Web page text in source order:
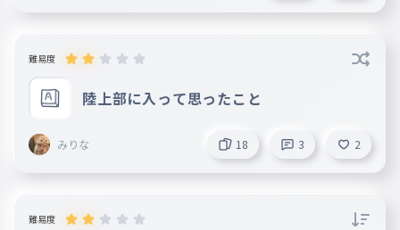
難易度
陸上部に入って思ったこと
みりな 18 3 2
難易度